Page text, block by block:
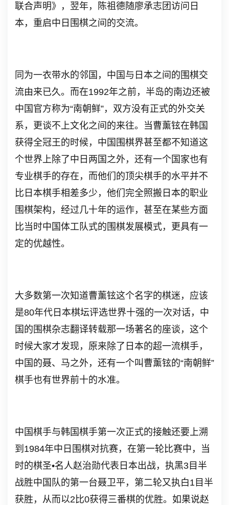
联合声明》，翌年，陈祖德随廖承志团访问日
本，重启中日围棋之间的交流。
同为一衣带水的邻国，中国与日本之间的围棋交
流由来已久。而在1992年之前，半岛的南边还被
中国官方称为“南朝鲜”，双方没有正式的外交关
系，更谈不上文化之间的来往。当曹薰铉在韩国
获得全冠王的时候，中国围棋界甚至都不知道这
个世界上除了中日两国之外，还有一个国家也有
专业棋手的存在，而他们的顶尖棋手的水平并不
比日本棋手相差多少，他们完全照搬日本的职业
围棋架构，经过几十年的运作，甚至在某些方面
比当时中国体工队式的围棋发展模式，更具有一
定的优越性。
大多数第一次知道曹薰铉这个名字的棋迷，应该
是80年代日本棋坛评选世界十强的一次对话，中
国的围棋杂志翻译转载那一场著名的座谈，这个
时候大家才发现，原来除了日本的超一流棋手，
中国的聂、马之外，还有一个叫曹薰铉的“南朝鲜”
棋手也有世界前十的水准。
中国棋手与韩国棋手第一次正式的接触还要上溯
到 1984年中日围棋对抗赛，在第一轮比赛中，当
时的棋圣•名人赵治勋代表日本出战，执黑3 目半
战胜中国队的第一台聂卫平，第二轮又执白1 目半
获胜，从而以2 比0获得三番棋的优胜。如果说赵